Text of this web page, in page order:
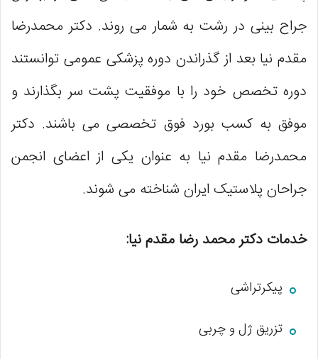
جراح بینی در رشت به شمار می روند. دکتر محمدرضا
مقدم نیا بعد از گذراندن دوره پزشکی عمومی توانستند
دوره تخصص خود را با موفقیت پشت سر بگذارند و
موفق به کسب بورد فوق تخصصی می باشند. دکتر
محمدرضا مقدم نیا به عنوان یکی از اعضای انجمن
جراحان پلاستیک ایران شناخته می شوند.
خدمات دکتر محمد رضا مقدم نیا:
پیکرتراشی
تزریق ژل و چربی